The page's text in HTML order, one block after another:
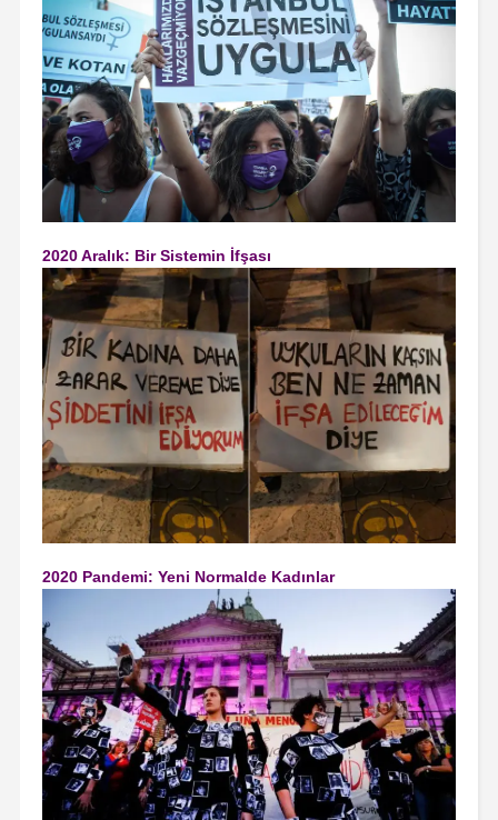
2020 Aralık: Bir Sistemin İfşası
2020 Pandemi: Yeni Normalde Kadınlar